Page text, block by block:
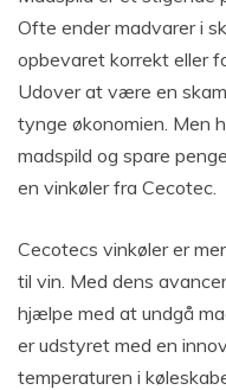
Ofte ender madvarer i
opbevaret korrekt eller
Udover at være en
tynge økonomien. Men
madspild og spare
en vinkøler fra Cecotec.
Cecotecs vinkøler er
til vin. Med dens
hjælpe med at undgå
er udstyret med en
temperaturen i